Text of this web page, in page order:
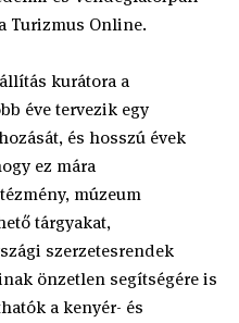
Turizmus Online.
kurátora a
éve tervezik egy
és hosszú évek
ez mára
múzeum
tárgyakat,
szerzetesrendek
önzetlen segítségére is
a kenyér- és